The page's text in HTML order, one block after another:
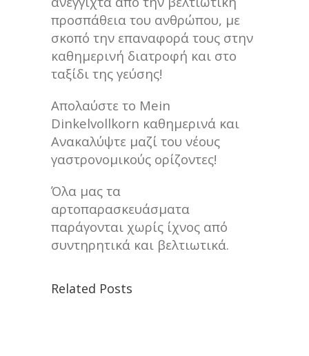
προσπάθεια του ανθρώπου, με
σκοπό την επαναφορά τους στην
καθημερινή διατροφή και στο
ταξίδι της γεύσης!
Απολαύστε το Mein
Dinkelvollkorn καθημερινά και
Ανακαλύψτε μαζί του νέους
γαστρονομικούς ορίζοντες!
Όλα μας τα
αρτοπαρασκευάσματα
παράγονται χωρίς ίχνος από
συντηρητικά και βελτιωτικά.
Related Posts